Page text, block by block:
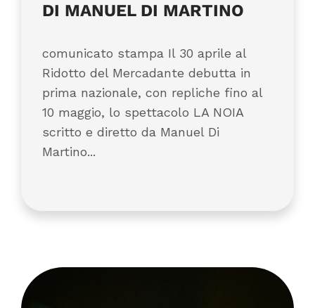
DI MANUEL DI MARTINO
comunicato stampa Il 30 aprile al
Ridotto del Mercadante debutta in
prima nazionale, con repliche fino al
10 maggio, lo spettacolo LA NOIA
scritto e diretto da Manuel Di
Martino...